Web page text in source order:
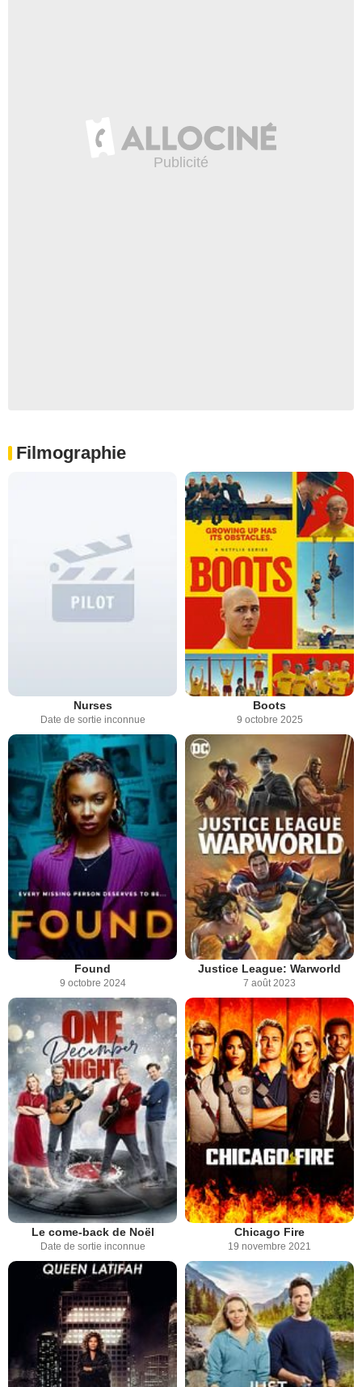
Filmographie
Nurses
Date de sortie inconnue
Boots
9 octobre 2025
Found
9 octobre 2024
Justice League: Warworld
7 août 2023
Le come-back de Noël
Date de sortie inconnue
Chicago Fire
19 novembre 2021